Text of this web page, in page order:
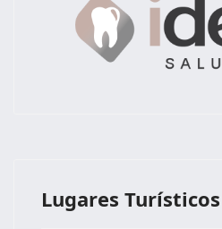
Lugares Turísticos